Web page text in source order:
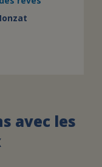
avec les